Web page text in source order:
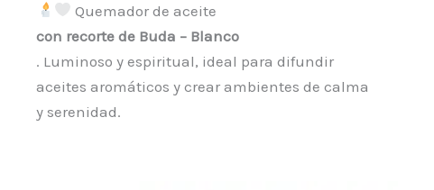
Quemador de aceite
con recorte de Buda – Blanco
. Luminoso y espiritual, ideal para difundir
aceites aromáticos y crear ambientes de calma
y serenidad.